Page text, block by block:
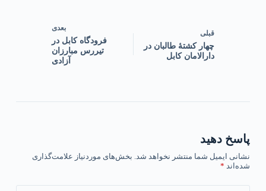
قبلی
‏چهار کشتهٔ طالبان در
دارالامان کابل
بعدی
فرودگاه کابل در
تیررس مبارزان
آزادی
پاسخ دهید
نشانی ایمیل شما منتشر نخواهد شد. بخش‌های موردنیاز علامت‌گذاری
شده‌اند *